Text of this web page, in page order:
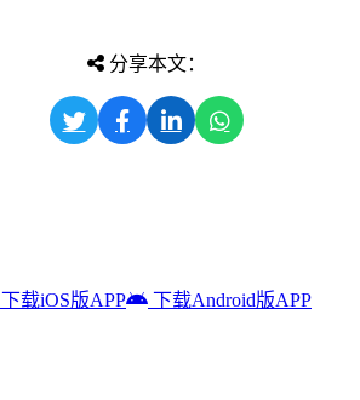
分享本文：
下载iOS版APP 下载Android版APP